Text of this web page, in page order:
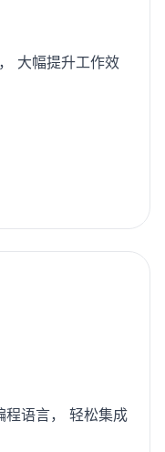
大幅提升工作效
程语言， 轻松集成